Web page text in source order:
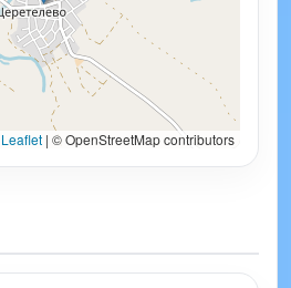
Leaflet | © OpenStreetMap contributors